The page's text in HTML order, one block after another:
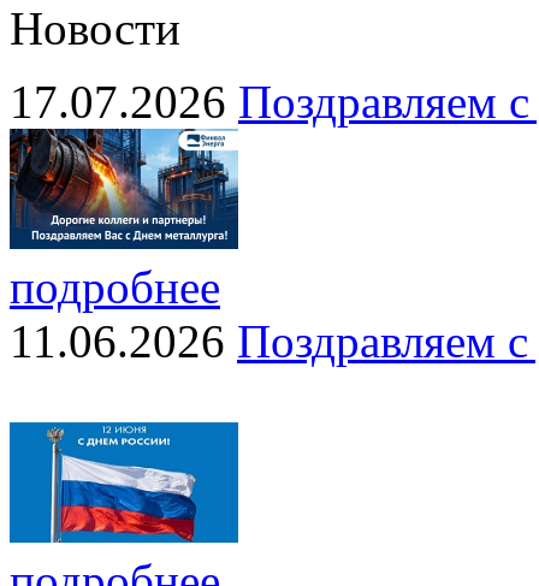
Новости
17.07.2026 Поздравляем
подробнее
11.06.2026 Поздравляем